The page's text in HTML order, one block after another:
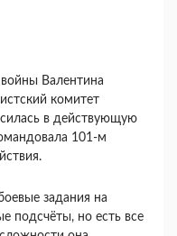
Валентина
комитет
в действующую
101-м
задания на
подсчёты, но есть все